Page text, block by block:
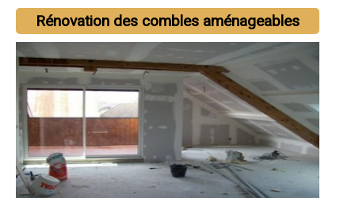
Rénovation des combles aménageables